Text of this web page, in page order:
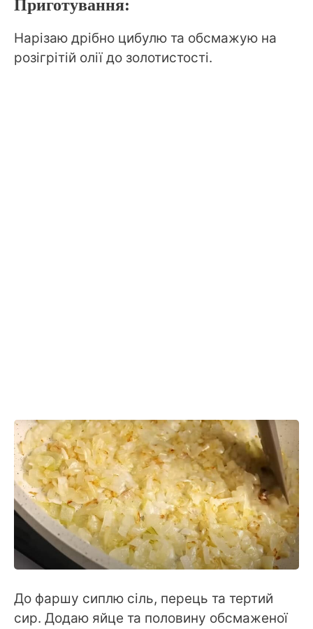
Приготування:
Нарізаю дрібно цибулю та обсмажую на
розігрітій олії до золотистості.
До фаршу сиплю сіль, перець та тертий
сир. Додаю яйце та половину обсмаженої